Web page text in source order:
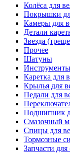
Колёса для
Покрышки
Камеры для
Детали
Звезда
Прочее
Шатуны
Каретка для
Крылья для
Педали для
Подшипник
Смазочный
Спицы для
Тормозные
Запчасти для